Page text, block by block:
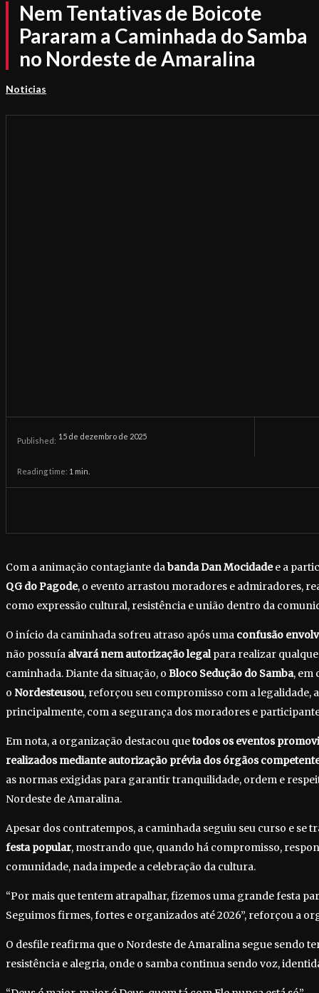
Nem Tentativas de Boicote
Pararam a Caminhada do Samba
no Nordeste de Amaralina
Noticias
Published: 15 de dezembro de 2025
Reading time: 1 min.
Com a animação contagiante dabanda Dan Mocidadee a
QG do Pagode, o evento arrastou moradores e admiradores,
como expressão cultural, resistência e união dentro da
O início da caminhada sofreu atraso após uma confusão
não possuía alvará nem autorização legalpara realizar
caminhada. Diante da situação, o Bloco Sedução do Samba, em
o Nordesteusou, reforçou seu compromisso com a legalidade,
principalmente, com a segurança dos moradores e
Em nota, a organização destacou quetodos os eventos
realizados mediante autorização prévia dos órgãos
as normas exigidas para garantir tranquilidade, ordem e
Nordeste de Amaralina.
Apesar dos contratempos, a caminhada seguiu seu curso e se
festa popular, mostrando que, quando há compromisso,
comunidade, nada impede a celebração da cultura.
“Por mais que tentem atrapalhar, fizemos uma grande festa
Seguimos firmes, fortes e organizados até 2026”, reforçou a
O desfile reafirma que o Nordeste de Amaralina segue sendo
resistência e alegria, onde o samba continua sendo voz,